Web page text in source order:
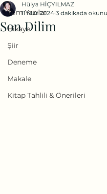
Tüm Yazılar
Hikaye
Şiir
Deneme
Makale
Kitap Tahlili & Önerileri
Son Dilim
Hülya HİÇYILMAZ
11 Mar 2024 3 dakikada